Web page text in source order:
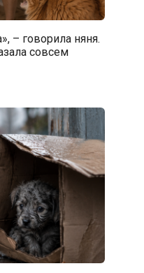
– говорила няня.
совсем